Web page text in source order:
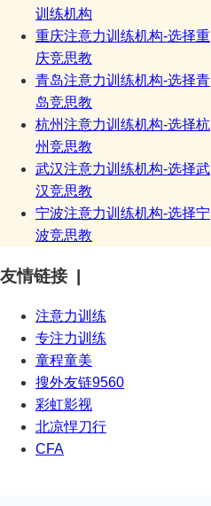
训练机构
重庆注意力训练机构-选择重
庆竞思教
青岛注意力训练机构-选择青
岛竞思教
杭州注意力训练机构-选择杭
州竞思教
武汉注意力训练机构-选择武
汉竞思教
宁波注意力训练机构-选择宁
波竞思教
友情链接 |
注意力训练
专注力训练
童程童美
搜外友链9560
彩虹影视
北凉悍刀行
CFA